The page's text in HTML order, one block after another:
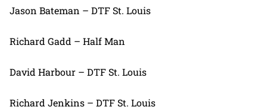
Jason Bateman – DTF St. Louis
Richard Gadd – Half Man
David Harbour – DTF St. Louis
Richard Jenkins – DTF St. Louis